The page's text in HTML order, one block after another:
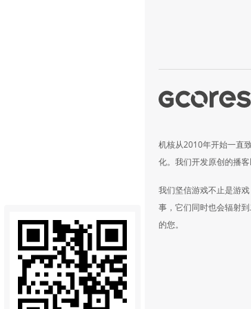
机核从2010年开始一直
化。我们开发原创的播
我们坚信游戏不止是游
事，它们同时也会辐射
的您。